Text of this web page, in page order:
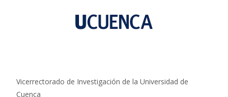
Vicerrectorado de Investigación de la Universidad de
Cuenca